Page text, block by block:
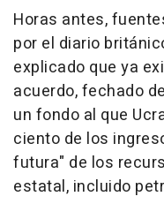
Horas antes,
por el diario
explicado que ya
acuerdo, fechado
un fondo al que
ciento de los
futura" de los
estatal, incluido